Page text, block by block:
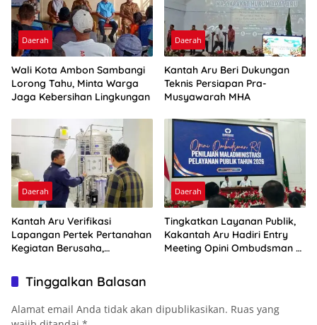
Daerah
Wali Kota Ambon Sambangi
Lorong Tahu, Minta Warga
Jaga Kebersihan Lingkungan
Daerah
Kantah Aru Beri Dukungan
Teknis Persiapan Pra-
Musyawarah MHA
Daerah
Kantah Aru Verifikasi
Lapangan Pertek Pertanahan
Kegiatan Berusaha,
Daerah
Tingkatkan Layanan Publik,
Kakantah Aru Hadiri Entry
Meeting Opini Ombudsman RI
Tinggalkan Balasan
Alamat email Anda tidak akan dipublikasikan. Ruas yang